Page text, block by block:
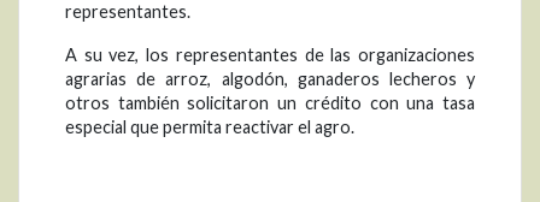
representantes.
A su vez, los representantes de las organizaciones
agrarias de arroz, algodón, ganaderos lecheros y
otros también solicitaron un crédito con una tasa
especial que permita reactivar el agro.